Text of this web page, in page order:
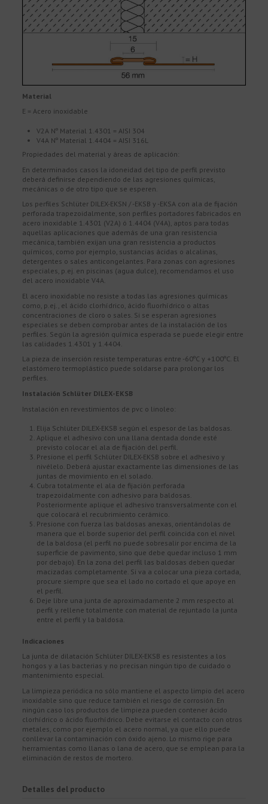
Material
E = Acero inoxidable
V2A Nº Material 1.4301 = AISI 304
V4A Nº Material 1.4404 = AISI 316L
Propiedades del material y áreas de aplicación:
En determinados casos la idoneidad del tipo de perfil previsto
deberá definirse dependiendo de las agresiones químicas,
mecánicas o de otro tipo que se esperen.
Los perfiles Schlüter DILEX-EKSN / -EKSB y -EKSA con ala de fijación
perforada trapezoidalmente, son perfiles portadores fabricados en
acero inoxidable 1.4301 (V2A) ó 1.4404 (V4A), aptos para todas
aquellas aplicaciones que además de una gran resistencia
mecánica, también exijan una gran resistencia a productos
químicos, como por ejemplo, sustancias ácidas o alcalinas,
detergentes o sales anticongelantes. Para zonas con agresiones
especiales, p.ej. en piscinas (agua dulce), recomendamos el uso
del acero inoxidable V4A.
El acero inoxidable no resiste a todas las agresiones químicas
como, p.ej., el ácido clorhídrico, ácido fluorhídrico o altas
concentraciones de cloro o sales. Si se esperan agresiones
especiales se deben comprobar antes de la instalación de los
perfiles. Según la agresión química esperada se puede elegir entre
las calidades 1.4301 y 1.4404.
La pieza de inserción resiste temperaturas entre -60ºC y +100ºC. El
elastómero termoplástico puede soldarse para prolongar los
perfiles.
Instalación Schlüter DILEX-EKSB
Instalación en revestimientos de pvc o linoleo:
Elija Schlüter DILEX-EKSB según el espesor de las baldosas.
Aplique el adhesivo con una llana dentada donde esté
previsto colocar el ala de fijación del perfil.
Presione el perfil Schlüter DILEX-EKSB sobre el adhesivo y
nivélelo. Deberá ajustar exactamente las dimensiones de las
juntas de movimiento en el solado.
Cubra totalmente el ala de fijación perforada
trapezoidalmente con adhesivo para baldosas.
Posteriormente aplique el adhesivo transversalmente con el
que colocará el recubrimiento cerámico.
Presione con fuerza las baldosas anexas, orientándolas de
manera que el borde superior del perfil coincida con el nivel
de la baldosa (el perfil no puede sobresalir por encima de la
superficie de pavimento, sino que debe quedar incluso 1 mm
por debajo). En la zona del perfil las baldosas deben quedar
macizadas completamente. Si va a colocar una pieza cortada,
procure siempre que sea el lado no cortado el que apoye en
el perfil.
Deje libre una junta de aproximadamente 2 mm respecto al
perfil y rellene totalmente con material de rejuntado la junta
entre el perfil y la baldosa.
Indicaciones
La junta de dilatación Schlüter DILEX-EKSB es resistentes a los
hongos y a las bacterias y no precisan ningún tipo de cuidado o
mantenimiento especial.
La limpieza periódica no sólo mantiene el aspecto limpio del acero
inoxidable sino que reduce también el riesgo de corrosión. En
ningún caso los productos de limpieza pueden contener ácido
clorhídrico o ácido fluorhídrico. Debe evitarse el contacto con otros
metales, como por ejemplo el acero normal, ya que ello puede
conllevar la contaminación con óxido ajeno. Lo mismo rige para
herramientas como llanas o lana de acero, que se emplean para la
eliminación de restos de mortero.
Detalles del producto